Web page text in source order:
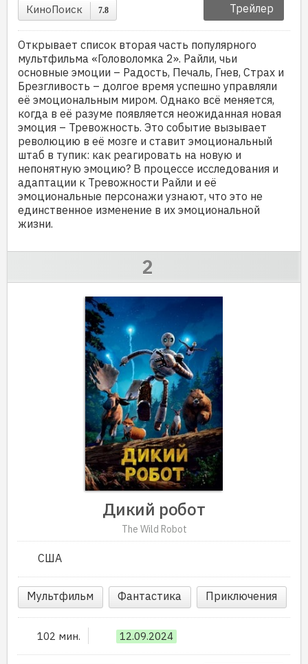
КиноПоиск 7.8 Трейлер
Открывает список вторая часть популярного
мультфильма «Головоломка 2». Райли, чьи
основные эмоции – Радость, Печаль, Гнев, Страх и
Брезгливость – долгое время успешно управляли
её эмоциональным миром. Однако всё меняется,
когда в её разуме появляется неожиданная новая
эмоция – Тревожность. Это событие вызывает
революцию в её мозге и ставит эмоциональный
штаб в тупик: как реагировать на новую и
непонятную эмоцию? В процессе исследования и
адаптации к Тревожности Райли и её
эмоциональные персонажи узнают, что это не
единственное изменение в их эмоциональной
жизни.
Дикий робот
The Wild Robot
США
Мультфильм Фантастика Приключения
102 мин. 12.09.2024